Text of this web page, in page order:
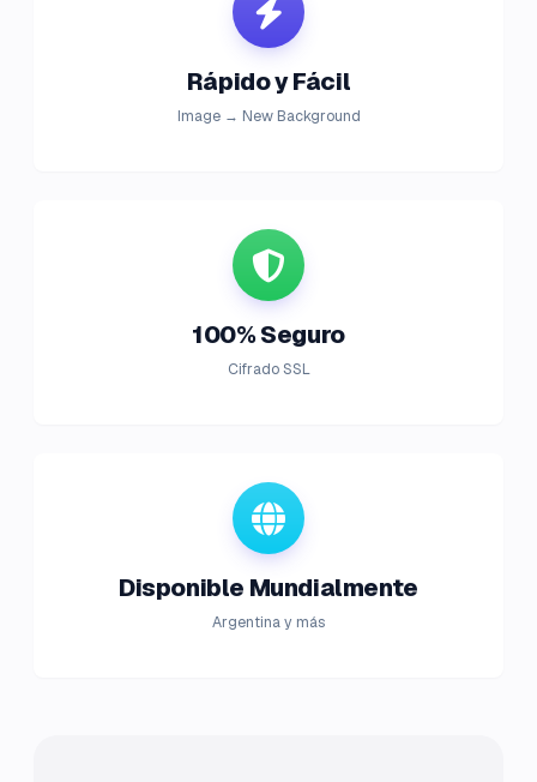
Rápido y Fácil
Image → New Background
100% Seguro
Cifrado SSL
Disponible Mundialmente
Argentina y más